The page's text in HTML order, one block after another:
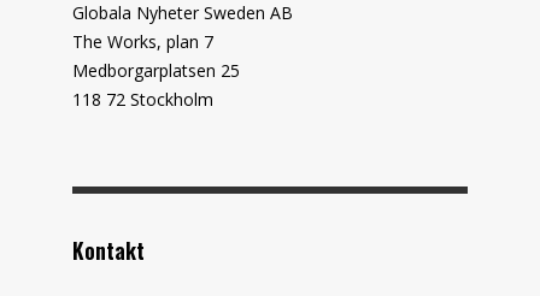
Globala Nyheter Sweden AB
The Works, plan 7
Medborgarplatsen 25
118 72 Stockholm
Kontakt